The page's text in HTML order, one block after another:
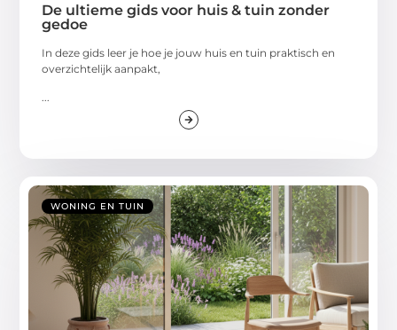
De ultieme gids voor huis & tuin zonder
gedoe
In deze gids leer je hoe je jouw huis en tuin praktisch en
overzichtelijk aanpakt,
...
WONING EN TUIN